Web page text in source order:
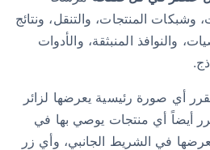
المنتجات، والتنقل، ونتائج
والنوافذ المنبثقة، والأدوات
أي صورة رئيسية يعرضها لزائر
أي منتجات يوصي بها في
في الشريط الجانبي، وأي زر